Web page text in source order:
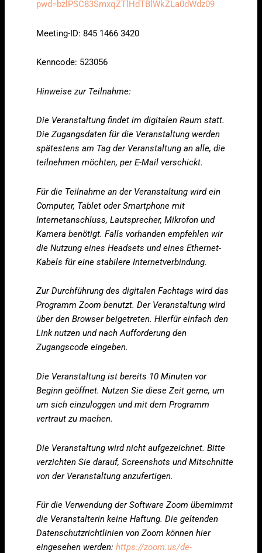
pwd=bzlPSC83SmxqZTlHdTBlWkZLa0dWdz09
Meeting-ID: 845 1466 3420
Kenncode: 523056
Hinweise zur Teilnahme:
Die Veranstaltung findet im digitalen Raum statt.
Die Zugangsdaten für die Veranstaltung werden
spätestens am Tag der Veranstaltung an alle, die
teilnehmen möchten, per E-Mail verschickt.
Für die Teilnahme an der Veranstaltung wird ein
Computer, Tablet oder Smartphone mit
Internetanschluss, Lautsprecher, Mikrofon und
Kamera benötigt. Falls vorhanden empfehlen wir
die Nutzung eines Headsets und eines Ethernet-
Kabels für eine stabilere Internetverbindung.
Zur Durchführung des digitalen Fachtags wird das
Programm Zoom benutzt. Der Veranstaltung wird
über den Browser beigetreten. Hierfür einfach den
Link nutzen und nach Aufforderung den
Zugangscode eingeben.
Die Veranstaltung ist bereits 10 Minuten vor
Beginn geöffnet. Nutzen Sie diese Zeit gerne, um
um sich einzuloggen und mit dem Programm
vertraut zu machen.
Die Veranstaltung wird nicht aufgezeichnet. Bitte
verzichten Sie darauf, Screenshots und Mitschnitte
von der Veranstaltung anzufertigen.
Für die Verwendung der Software Zoom übernimmt
die Veranstalterin keine Haftung. Die geltenden
Datenschutzrichtlinien von Zoom können hier
eingesehen werden: https://zoom.us/de-